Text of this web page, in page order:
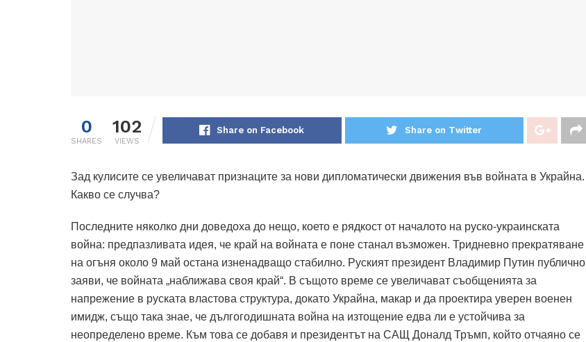
0
SHARES
102
VIEWS
Share on Facebook Share on Twitter
Зад кулисите се увеличават признаците за нови дипломатически движения във войната в Украйна.
Какво се случва?
Последните няколко дни доведоха до нещо, което е рядкост от началото на руско-украинската
война: предпазливата идея, че край на войната е поне станал възможен. Тридневно прекратяване
на огъня около 9 май остана изненадващо стабилно. Руският президент Владимир Путин публично
заяви, че войната „наближава своя край“. В същото време се увеличават съобщенията за
напрежение в руската властова структура, докато Украйна, макар и да проектира уверен военен
имидж, също така знае, че дългогодишната война на изтощение едва ли е устойчива за
неопределено време. Към това се добавя и президентът на САЩ Доналд Тръмп, който отчаяно се